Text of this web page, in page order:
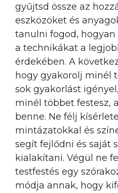
gyűjtsd össze az
eszközöket és
tanulni fogod,
a technikákat a
érdekében. A
hogy gyakorolj minél
sok gyakorlást
minél többet festesz,
benne. Ne félj
mintázatokkal és
segít fejlődni és saját
kialakítani. Végül ne
testfestés egy
módja annak, hogy